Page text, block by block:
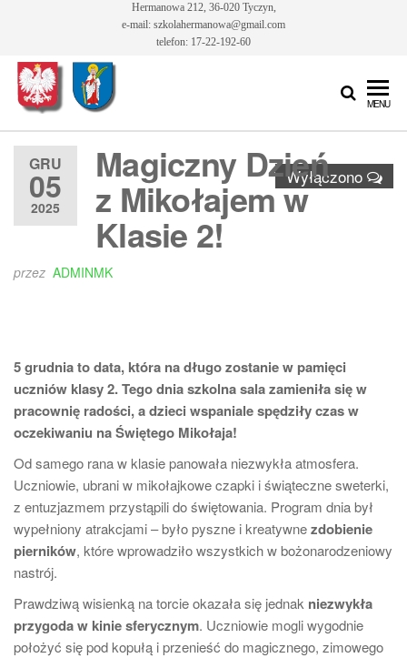
Hermanowa 212, 36-020 Tyczyn,
e-mail: szkolahermanowa@gmail.com
telefon: 17-22-192-60
Podstawowa
im. Św.
Królowej
Jadwigi w
Hermanowej
im. Św.
Królowej
Jadwigi w
Hermanowej
MENU
GRU
05
2025
Wyłączono
Magiczny Dzień
z Mikołajem w
Klasie 2!
przez ADMINMK
5 grudnia to data, która na długo zostanie w pamięci
uczniów klasy 2. Tego dnia szkolna sala zamieniła się w
pracownię radości, a dzieci wspaniale spędziły czas w
oczekiwaniu na Świętego Mikołaja!
Od samego rana w klasie panowała niezwykła atmosfera.
Uczniowie, ubrani w mikołajkowe czapki i świąteczne sweterki,
z entuzjazmem przystąpili do świętowania. Program dnia był
wypełniony atrakcjami – było pyszne i kreatywnezdobienie
pierników, które wprowadziło wszystkich w bożonarodzeniowy
nastrój.
Prawdziwą wisienką na torcie okazała się jednak niezwykła
przygoda w kinie sferycznym. Uczniowie mogli wygodnie
położyć się pod kopułą i przenieść do magicznego, zimowego